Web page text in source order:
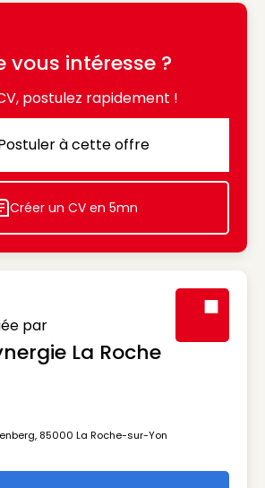
vous intéresse ?
postulez rapidement !
Postuler à cette offre
à cette offre
Icon decorative
Créer un CV en 5mn
par
La Roche
, 85000 La Roche-sur-Yon